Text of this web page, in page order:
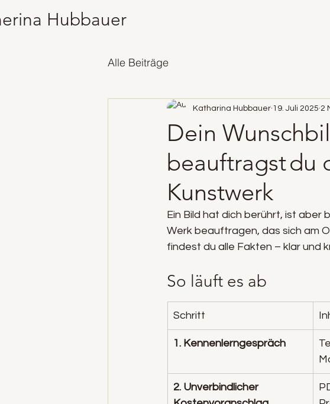
Hubbauer
Alle Beiträge
Dein
beauftragst du
Kunstwerk
Katharina Hubbauer 19. Juli 2025 2
Ein Bild hat dich berührt, ist aber
Werk beauftragen, das sich am
findest du alle Fakten – klar und
So läuft es ab
Schritt
1. Kennenlerngespräch
2. Unverbindlicher